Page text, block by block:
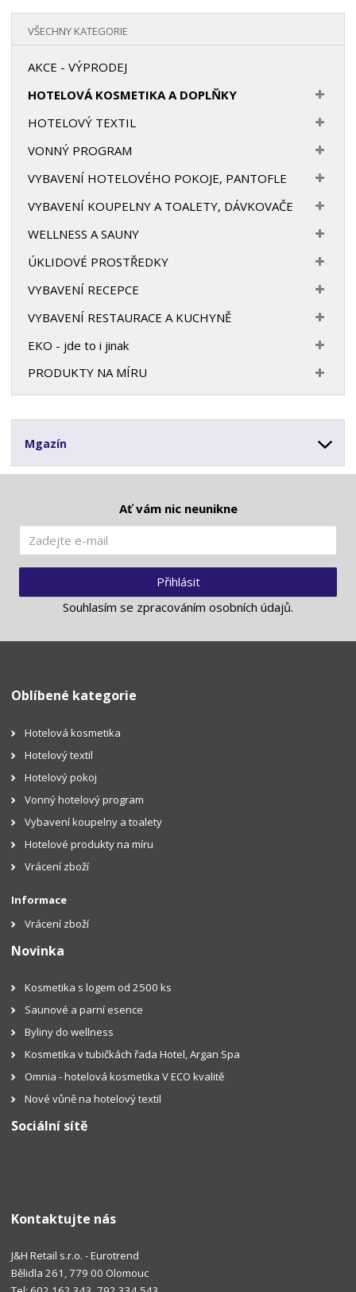
VŠECHNY KATEGORIE
AKCE - VÝPRODEJ
HOTELOVÁ KOSMETIKA A DOPLŇKY
HOTELOVÝ TEXTIL
VONNÝ PROGRAM
VYBAVENÍ HOTELOVÉHO POKOJE, PANTOFLE
VYBAVENÍ KOUPELNY A TOALETY, DÁVKOVAČE
WELLNESS A SAUNY
ÚKLIDOVÉ PROSTŘEDKY
VYBAVENÍ RECEPCE
VYBAVENÍ RESTAURACE A KUCHYNĚ
EKO - jde to i jinak
PRODUKTY NA MÍRU
Mgazín
Ať vám nic neunikne
Přihlásit
Souhlasím se zpracováním osobních údajů.
Oblíbené kategorie
Hotelová kosmetika
Hotelový textil
Hotelový pokoj
Vonný hotelový program
Vybavení koupelny a toalety
Hotelové produkty na míru
Vrácení zboží
Informace
Vrácení zboží
Novinka
Kosmetika s logem od 2500 ks
Saunové a parní esence
Byliny do wellness
Kosmetika v tubičkách řada Hotel, Argan Spa
Omnia - hotelová kosmetika V ECO kvalitě
Nové vůně na hotelový textil
Sociální sítě
Kontaktujte nás
J&H Retail s.r.o. - Eurotrend
Bělidla 261, 779 00 Olomouc